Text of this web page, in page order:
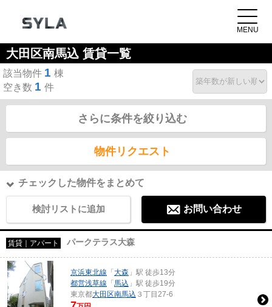
大田区南馬込 賃貸一覧
該当物件 1 棟
空き数 1 件
さらに条件を絞り込む
物件リクエスト
チェックした物件をまとめて
検討リストに追加 お問い合わせ
賃貸｜アパート パークテラス大森
京浜東北線 「 大森 」駅 徒歩13分
都営浅草線 「 馬込 」駅 徒歩19分
東京都大田区南馬込 ３丁目27-6